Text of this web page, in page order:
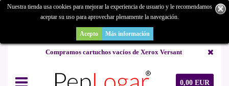
¿Buscas un repuesto de copiadora o buscas una de ocasión y no la
encuentras? Consúltanos.
Compramos cartuchos vacíos de Xerox Versant
0,00 EUR
Nuestra tienda usa cookies para mejorar la experiencia de usuario y le recomendamos
aceptar su uso para aprovechar plenamente la navegación.
Acepto Más información